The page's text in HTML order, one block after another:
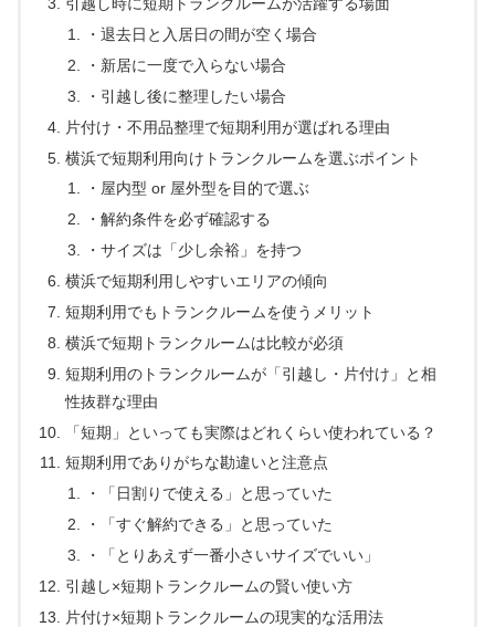
引越し時に短期トランクルームが活躍する場面
・退去日と入居日の間が空く場合
・新居に一度で入らない場合
・引越し後に整理したい場合
片付け・不用品整理で短期利用が選ばれる理由
横浜で短期利用向けトランクルームを選ぶポイント
・屋内型 or 屋外型を目的で選ぶ
・解約条件を必ず確認する
・サイズは「少し余裕」を持つ
横浜で短期利用しやすいエリアの傾向
短期利用でもトランクルームを使うメリット
横浜で短期トランクルームは比較が必須
短期利用のトランクルームが「引越し・片付け」と相
性抜群な理由
「短期」といっても実際はどれくらい使われている？
短期利用でありがちな勘違いと注意点
・「日割りで使える」と思っていた
・「すぐ解約できる」と思っていた
・「とりあえず一番小さいサイズでいい」
引越し×短期トランクルームの賢い使い方
片付け×短期トランクルームの現実的な活用法